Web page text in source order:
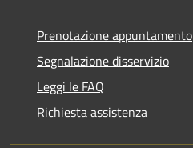
Prenotazione appuntamento
Segnalazione disservizio
Leggi le FAQ
Richiesta assistenza